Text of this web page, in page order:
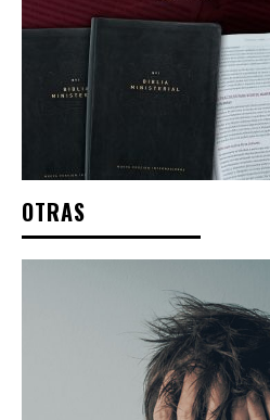
OTRAS